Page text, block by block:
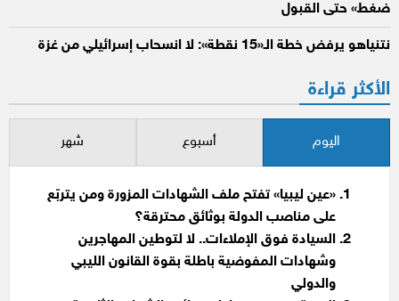
ضغط» حتى القبول
نتنياهو يرفض خطة الـ«15 نقطة»: لا انسحاب إسرائيلي من غزة
الأكثر قراءة
اليوم أسبوع شهر
«عين ليبيا» تفتح ملف الشهادات المزورة ومن يتربّع
على مناصب الدولة بوثائق محترقة؟
السيادة فوق الإملاءات.. لا لتوطين المهاجرين
وشهادات المفوضية باطلة بقوة القانون الليبي
والدولي